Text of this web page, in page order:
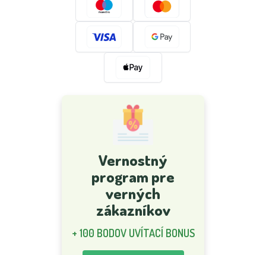
Vernostný
program pre
verných
zákazníkov
+ 100 BODOV UVÍTACÍ BONUS